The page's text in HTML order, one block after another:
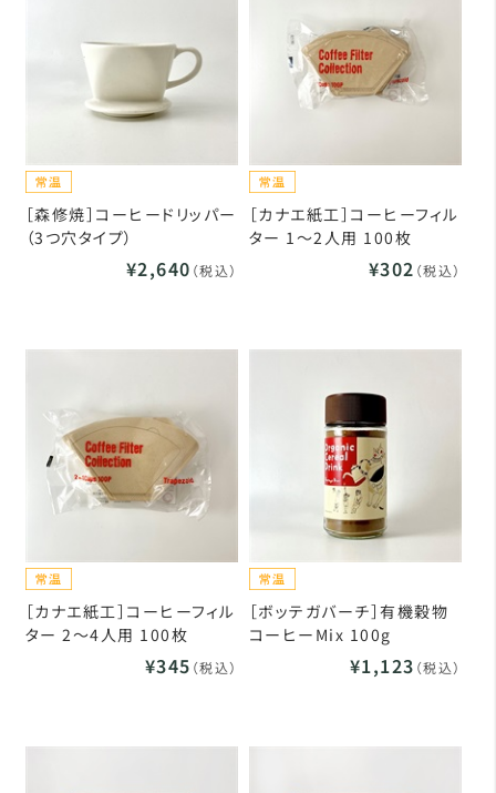
［森修焼］コーヒードリッパー
（3つ穴タイプ）
¥2,640 （税込）
［カナエ紙工］コーヒーフィル
ター 1～2人用 100枚
¥302 （税込）
［カナエ紙工］コーヒーフィル
ター 2～4人用 100枚
¥345 （税込）
［ボッテガバーチ］有機穀物
コーヒーMix 100g
¥1,123 （税込）